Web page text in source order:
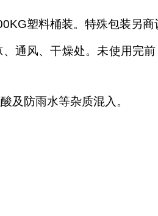
塑料桶装。特殊包装另商
通风、干燥处。未使用完前
及防雨水等杂质混入。